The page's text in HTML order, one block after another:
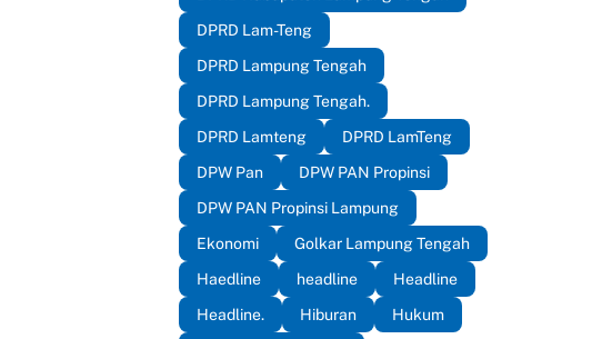
DPRD Lam-Teng
DPRD Lampung Tengah
DPRD Lampung Tengah.
DPRD Lamteng
DPRD LamTeng
DPW Pan
DPW PAN Propinsi
DPW PAN Propinsi Lampung
Ekonomi
Golkar Lampung Tengah
Haedline
headline
Headline
Headline.
Hiburan
Hukum